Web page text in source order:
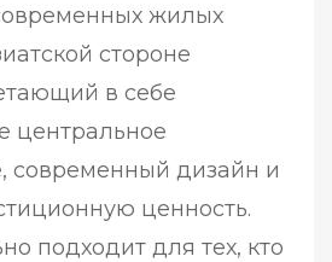
жилых
стороне
в себе
центральное
современный дизайн и
ценность.
подходит для тех, кто